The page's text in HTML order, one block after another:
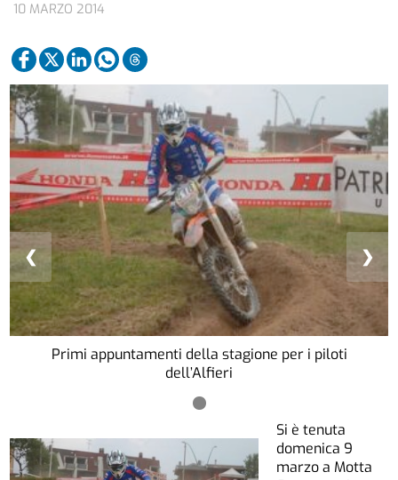
10 MARZO 2014
Primi appuntamenti della stagione per i piloti
dell’Alfieri
❮ ❯
Si è tenuta
domenica 9
marzo a Motta